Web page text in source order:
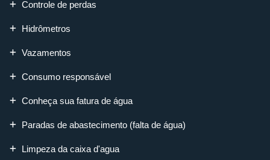
Controle de perdas
Hidrômetros
Vazamentos
Consumo responsável
Conheça sua fatura de água
Paradas de abastecimento (falta de água)
Limpeza da caixa d'agua